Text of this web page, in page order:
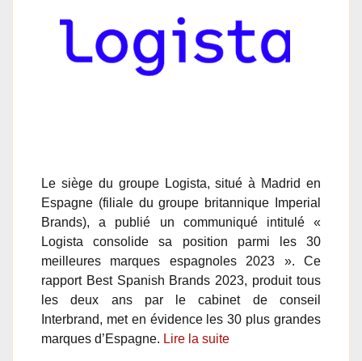
Le siège du groupe Logista, situé à Madrid en
Espagne (filiale du groupe britannique Imperial
Brands), a publié un communiqué intitulé «
Logista consolide sa position parmi les 30
meilleures marques espagnoles 2023 ». Ce
rapport Best Spanish Brands 2023, produit tous
les deux ans par le cabinet de conseil
Interbrand, met en évidence les 30 plus grandes
marques d’Espagne. Lire la suite